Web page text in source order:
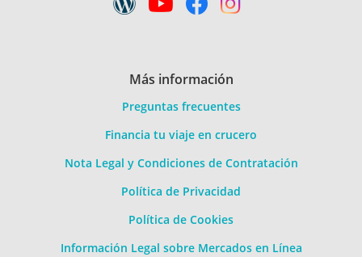
Más información
Preguntas frecuentes
Financia tu viaje en crucero
Nota Legal y Condiciones de Contratación
Política de Privacidad
Política de Cookies
Información Legal sobre Mercados en Línea